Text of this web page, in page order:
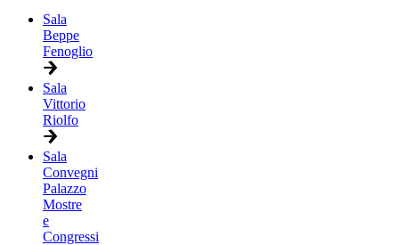
Sala
Beppe
Fenoglio
Sala
Vittorio
Riolfo
Sala
Convegni
Palazzo
Mostre
e
Congressi